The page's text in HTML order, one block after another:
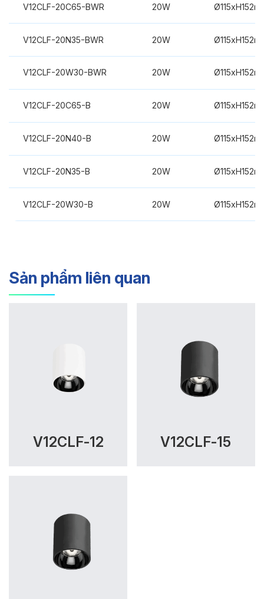
V12CLF-20C65-BWR 20W
V12CLF-20N35-BWR 20W
V12CLF-20W30-BWR 20W
V12CLF-20C65-B 20W
V12CLF-20N40-B 20W
V12CLF-20N35-B 20W
V12CLF-20W30-B 20W
Sản phẩm liên quan
V12CLF-12 V12CLF-15